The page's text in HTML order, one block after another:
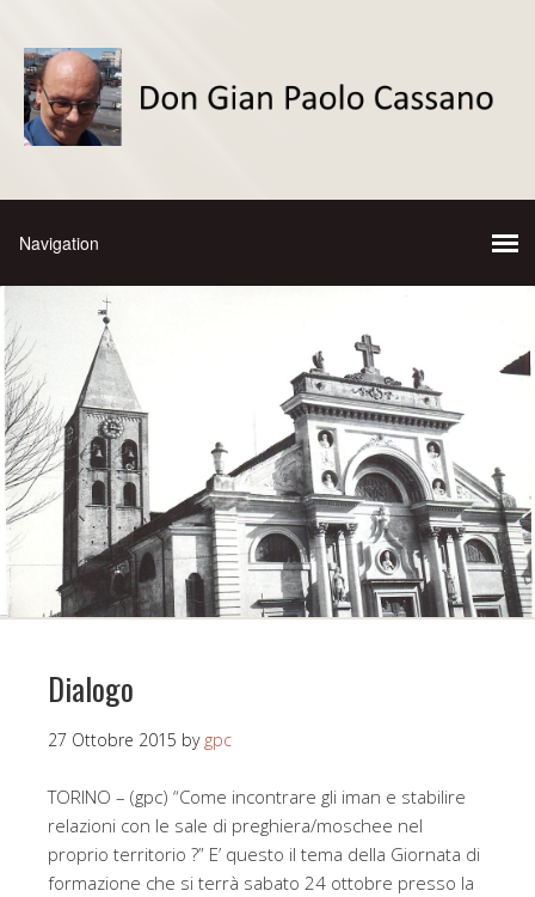
Dialogo
27 Ottobre 2015 by gpc
TORINO – (gpc) “Come incontrare gli iman e stabilire
relazioni con le sale di preghiera/moschee nel
proprio territorio ?” E’ questo il tema della Giornata di
formazione che si terrà sabato 24 ottobre presso la